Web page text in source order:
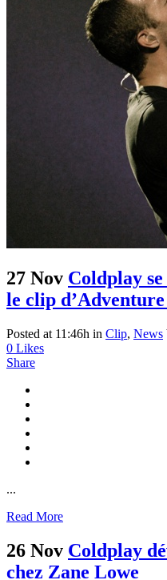
27 Nov Coldplay se
le clip
Posted at 11:46h in Clip, News
0 Likes
Share
...
Read More
26 Nov Coldplay
chez Zane Lowe